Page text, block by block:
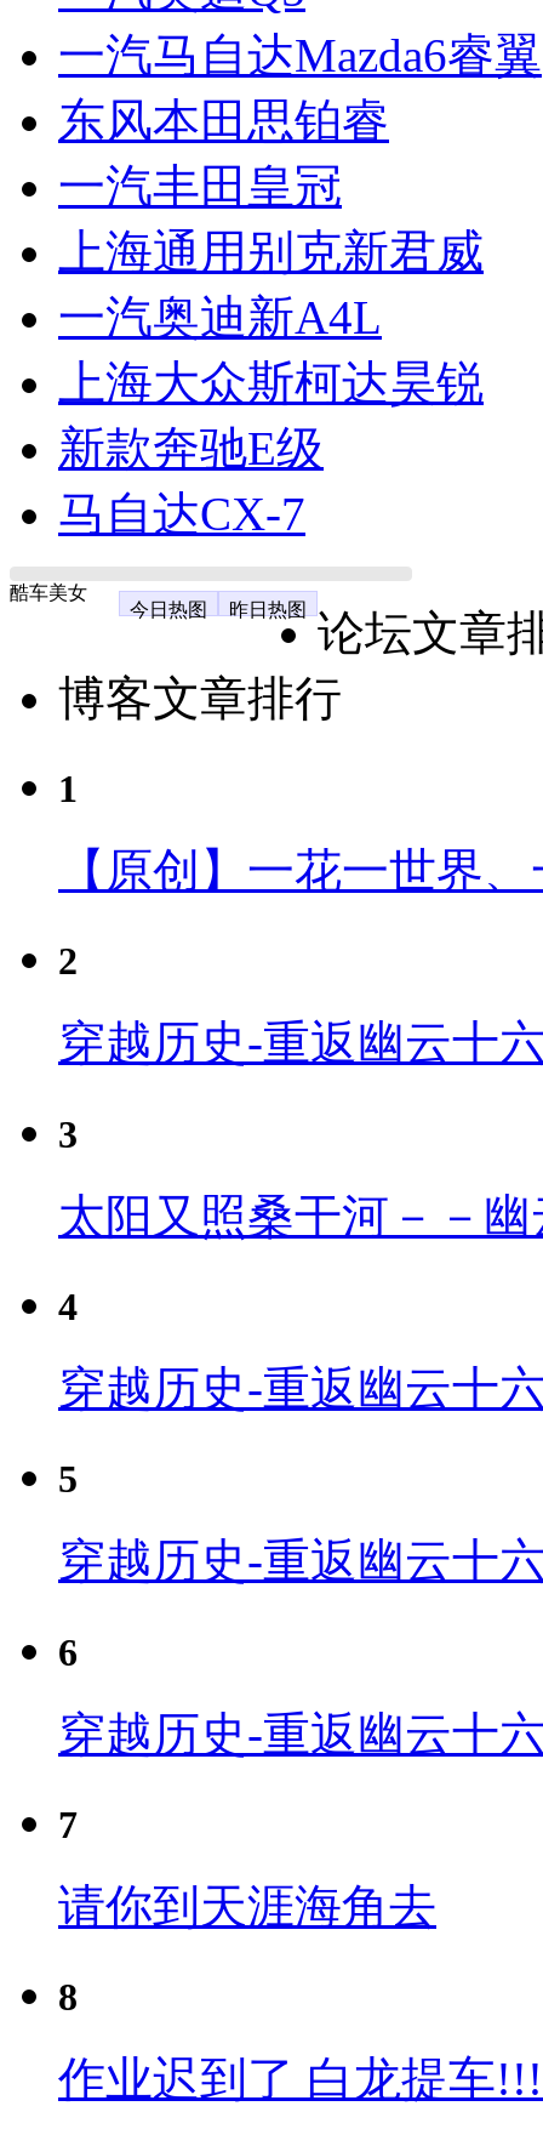
一汽马自达Mazda6睿翼
东风本田思铂睿
一汽丰田皇冠
上海通用别克新君威
一汽奥迪新A4L
上海大众斯柯达昊锐
新款奔驰E级
马自达CX-7
酷车美女
今日热图
昨日热图
论坛文章
博客文章排行
1
【原创】一花一世界
2
穿越历史-重返幽云十
3
太阳又照桑干河－－
4
穿越历史-重返幽云十
5
穿越历史-重返幽云十
6
穿越历史-重返幽云十
7
请你到天涯海角去
8
作业迟到了 白龙提车